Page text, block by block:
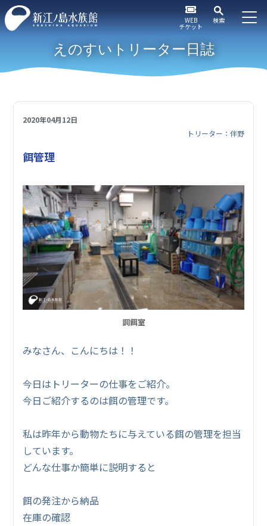
WEB
チケット
検索
えのすいトリーター日誌
2020年04月12日
トリーター：伴野
餌管理
調餌室
みなさん、こんにちは！！
今日はトリーターの仕事をご紹介。
今日ご紹介するのは餌の管理です。
私は昨年から動物たちに与えている餌の管理を担当
しています。
どんな仕事か簡単に説明すると
餌の発注から納品
在庫の確認